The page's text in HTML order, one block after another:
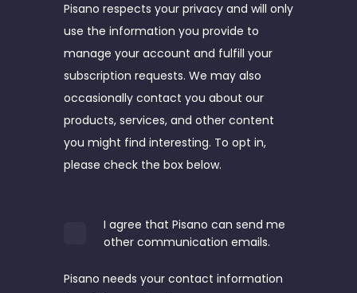
Pisano respects your privacy and will only
use the information you provide to
manage your account and fulfill your
subscription requests. We may also
occasionally contact you about our
products, services, and other content
you might find interesting. To opt in,
please check the box below.
I agree that Pisano can send me
other communication emails.
Pisano needs your contact information